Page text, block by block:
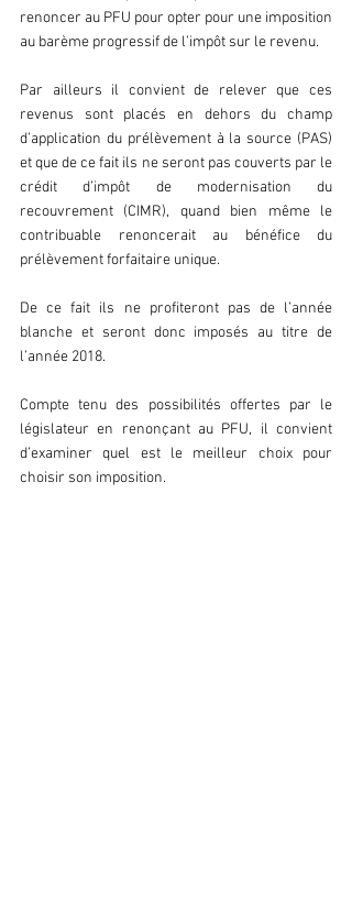
renoncer au PFU pour opter pour une imposition
au barème progressif de l’impôt sur le revenu.
Par ailleurs il convient de relever que ces
revenus sont placés en dehors du champ
d’application du prélèvement à la source (PAS)
et que de ce fait ils ne seront pas couverts par le
crédit d’impôt de modernisation du
recouvrement (CIMR), quand bien même le
contribuable renoncerait au bénéfice du
prélèvement forfaitaire unique.
De ce fait ils ne profiteront pas de l’année
blanche et seront donc imposés au titre de
l’année 2018.
Compte tenu des possibilités offertes par le
législateur en renonçant au PFU, il convient
d’examiner quel est le meilleur choix pour
choisir son imposition.